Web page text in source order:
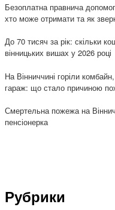
Безоплатна правнича
хто може отримати та як
До 70 тисяч за рік: скільки
вінницьких вишах у 2026 році
На Вінниччині горіли
гараж: що стало причиною
Смертельна пожежа на
пенсіонерка
Рубрики